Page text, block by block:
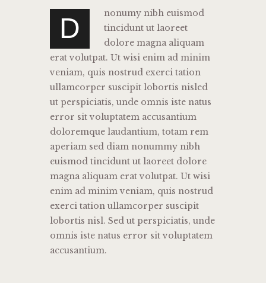
D
nonumy nibh euismod
tincidunt ut laoreet
dolore magna aliquam
erat volutpat. Ut wisi enim ad minim
veniam, quis nostrud exerci tation
ullamcorper suscipit lobortis nisled
ut perspiciatis, unde omnis iste natus
error sit voluptatem accusantium
doloremque laudantium, totam rem
aperiam sed diam nonummy nibh
euismod tincidunt ut laoreet dolore
magna aliquam erat volutpat. Ut wisi
enim ad minim veniam, quis nostrud
exerci tation ullamcorper suscipit
lobortis nisl. Sed ut perspiciatis, unde
omnis iste natus error sit voluptatem
accusantium.